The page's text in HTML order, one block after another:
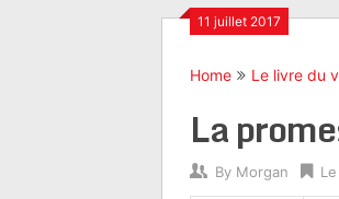
11 juillet 2017
Home Le livre du
La
By Morgan